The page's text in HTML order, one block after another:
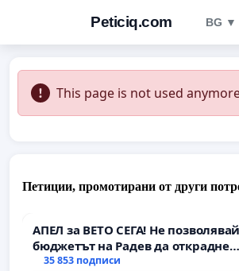
Peticiq.com BG ▼
This page is not used
Петиции, промотирани от други
АПЕЛ за ВЕТО СЕГА! Не
бюджетът на Радев да открадне
парите и правата ни в тъмното
35 853 подписи